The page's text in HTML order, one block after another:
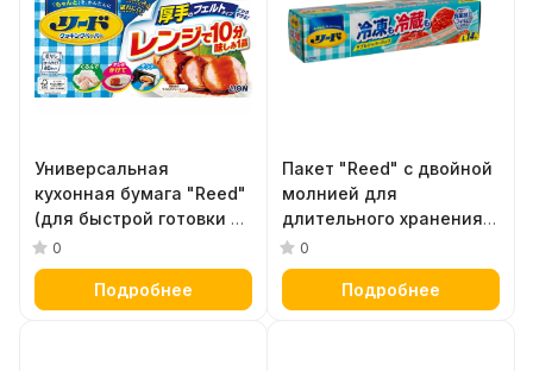
Универсальная
кухонная бумага "Reed"
(для быстрой готовки в
СВЧ, маринования,
снижения
калорийности,
0
Подробнее
Пакет "Reed" с двойной
молнией для
длительного хранения и
замораживание
продуктов и готовых
блюд в холодильнике /
0
Подробнее